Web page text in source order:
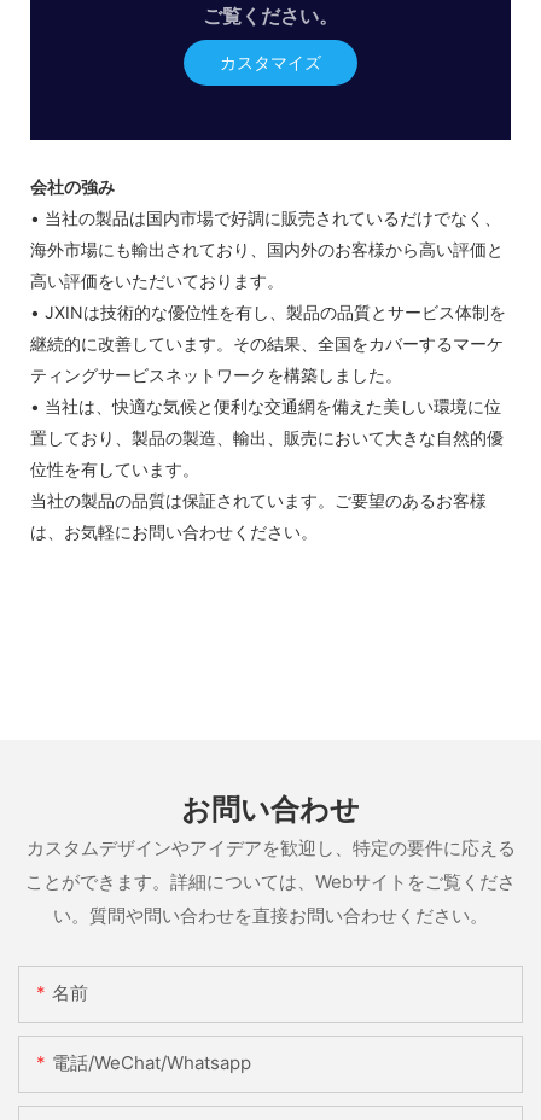
ご覧ください。
カスタマイズ
会社の強み
• 当社の製品は国内市場で好調に販売されているだけでなく、
海外市場にも輸出されており、国内外のお客様から高い評価と
高い評価をいただいております。
• JXINは技術的な優位性を有し、製品の品質とサービス体制を
継続的に改善しています。その結果、全国をカバーするマーケ
ティングサービスネットワークを構築しました。
• 当社は、快適な気候と便利な交通網を備えた美しい環境に位
置しており、製品の製造、輸出、販売において大きな自然的優
位性を有しています。
当社の製品の品質は保証されています。ご要望のあるお客様
は、お気軽にお問い合わせください。
お問い合わせ
カスタムデザインやアイデアを歓迎し、特定の要件に応える
ことができます。詳細については、Webサイトをご覧くださ
い。質問や問い合わせを直接お問い合わせください。
名前
電話/WeChat/Whatsapp